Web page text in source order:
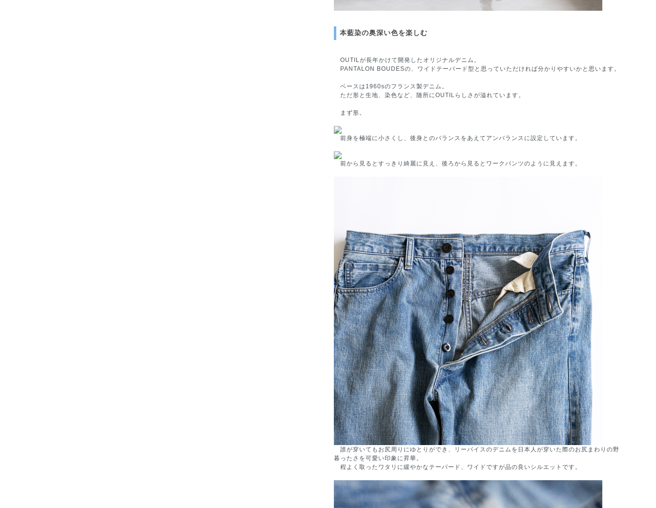
本藍染の奥深い色を楽しむ
OUTILが長年かけて開発したオリジナルデニム。
PANTALON BOUDESの、ワイドテーパード型と思っていただければ分かりやすいかと思います。
ベースは1960sのフランス製デニム。
ただ形と生地、染色など、随所にOUTILらしさが溢れています。
まず形。
前身を極端に小さくし、後身とのバランスをあえてアンバランスに設定しています。
前から見るとすっきり綺麗に見え、後ろから見るとワークパンツのように見えます。
誰が穿いてもお尻周りにゆとりができ、リーバイスのデニムを日本人が穿いた際のお尻まわりの野
暮ったさを可愛い印象に昇華。
程よく取ったワタリに緩やかなテーパード、ワイドですが品の良いシルエットです。